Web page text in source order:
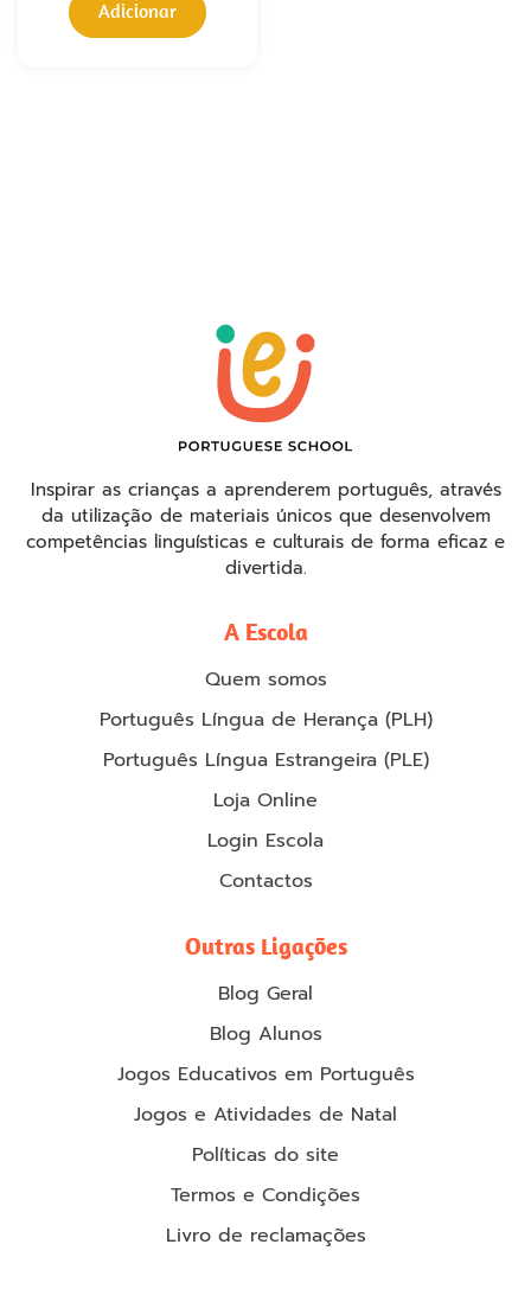
Adicionar
Inspirar as crianças a aprenderem português, através
da utilização de materiais únicos que desenvolvem
competências linguísticas e culturais de forma eficaz e
divertida.
A Escola
Quem somos
Português Língua de Herança (PLH)
Português Língua Estrangeira (PLE)
Loja Online
Login Escola
Contactos
Outras Ligações
Blog Geral
Blog Alunos
Jogos Educativos em Português
Jogos e Atividades de Natal
Políticas do site
Termos e Condições
Livro de reclamações